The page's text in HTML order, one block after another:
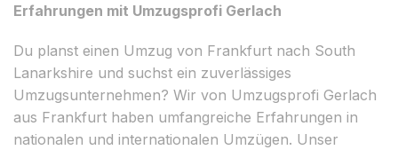
Erfahrungen mit Umzugsprofi Gerlach
Du planst einen Umzug von Frankfurt nach South
Lanarkshire und suchst ein zuverlässiges
Umzugsunternehmen? Wir von Umzugsprofi Gerlach
aus Frankfurt haben umfangreiche Erfahrungen in
nationalen und internationalen Umzügen. Unser